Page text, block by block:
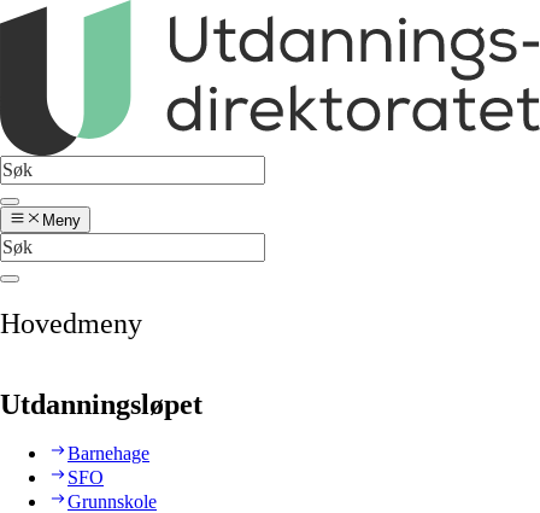
Meny
Hovedmeny
Utdanningsløpet
Barnehage
SFO
Grunnskole